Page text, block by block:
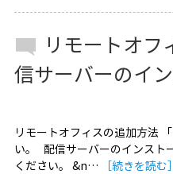
リモートオ
信サーバーのイ
リモートオフィスの追加方法
い。 配信サーバーのインスト
ください。 &n…
［続きを読む］